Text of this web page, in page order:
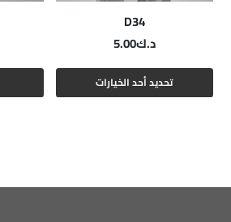
العديد
لهذا
D34
د.ك5.00
تحديد أحد الخيارات
العديد
لهذا